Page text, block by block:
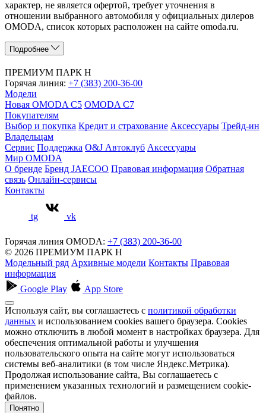
характер, не является офертой, требует уточнения в
отношении выбранного автомобиля у официальных дилеров
OMODA, список которых расположен на сайте omoda.ru.
Подробнее
ПРЕМИУМ ПАРК Н
Горячая линия: +7 (383) 200-36-00
Модели
Новая OMODA C5 OMODA C7
Покупателям
Выбор и покупка Кредит и страхование Аксессуары Трейд-ин
Владельцам
Сервис Поддержка O&J Автоклуб Аксессуары
Мир OMODA
О бренде Бренд JAECOO Правовая информация Обратная
связь Онлайн-сервисы
Контакты
tg vk
Горячая линия OMODA: +7 (383) 200-36-00
© 2026 ПРЕМИУМ ПАРК Н
Модельный ряд Архивные модели Контакты Правовая
информация
Google Play
App Store
Используя сайт, вы соглашаетесь с политикой обработки
данных и использованием cookies вашего браузера. Cookies
можно отключить в любой момент в настройках браузера. Для
обеспечения оптимальной работы и улучшения
пользовательского опыта на сайте могут использоваться
системы веб-аналитики (в том числе Яндекс.Метрика).
Продолжая использование сайта, Вы соглашаетесь с
применением указанных технологий и размещением cookie-
файлов.
Понятно